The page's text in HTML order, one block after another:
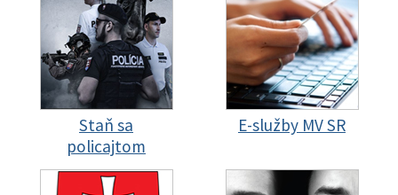
Staň sa
policajtom
E-služby MV SR